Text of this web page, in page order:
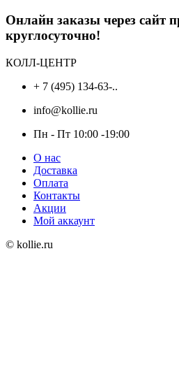
Онлайн заказы через сайт
круглосуточно!
КОЛЛ-ЦЕНТР
+ 7 (495) 134-63-..
info@kollie.ru
Пн - Пт 10:00 -19:00
О нас
Доставка
Оплата
Контакты
Акции
Мой аккаунт
© kollie.ru